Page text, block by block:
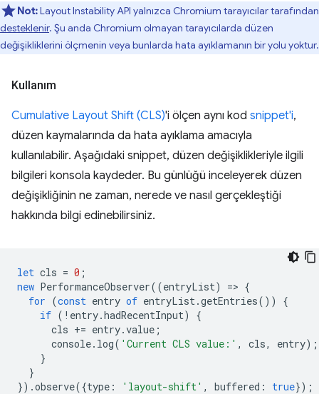
Not:Layout Instability API yalnızca Chromium tarayıcılar tarafından
desteklenir. Şu anda Chromium olmayan tarayıcılarda düzen
değişikliklerini ölçmenin veya bunlarda hata ayıklamanın bir yolu yoktur.
Kullanım
Cumulative Layout Shift (CLS)'i ölçen aynı kod snippet'i,
düzen kaymalarında da hata ayıklama amacıyla
kullanılabilir. Aşağıdaki snippet, düzen değişiklikleriyle ilgili
bilgileri konsola kaydeder. Bu günlüğü inceleyerek düzen
değişikliğinin ne zaman, nerede ve nasıl gerçekleştiği
hakkında bilgi edinebilirsiniz.
let cls = 0 ;
new PerformanceObserver((entryList) => {
for (const entry of entryList.getEntries())
{
if ( ! entry.hadRecentInput)
{
cls += entry.value ;
console. log( 'Current CLS value:' , cls, entry);
}
}
}).observe({type : 'layout-shift' , buffered : true});